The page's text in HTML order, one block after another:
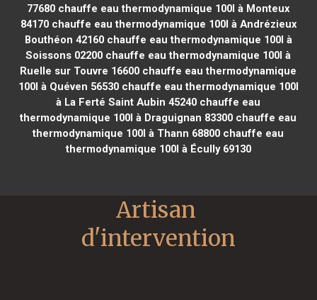
77680 chauffe eau thermodynamique 100l à Monteux
84170chauffe eau thermodynamique 100l à Andrézieux
Bouthéon 42160chauffe eau thermodynamique 100l à
Soissons 02200 chauffe eau thermodynamique 100l à
Ruelle sur Touvre 16600 chauffe eau thermodynamique
100l à Quéven 56530chauffe eau thermodynamique 100l
à La Ferté Saint Aubin 45240 chauffe eau
thermodynamique 100l à Draguignan 83300 chauffe eau
thermodynamique 100l à Thann 68800 chauffe eau
thermodynamique 100l à Écully 69130
Artisan
d'intervention